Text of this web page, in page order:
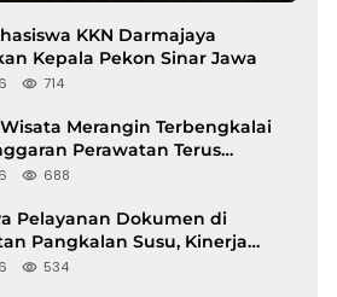
KKN Darmajaya
Kepala Pekon Sinar Jawa
714
Merangin Terbengkalai
Perawatan Terus
688
Pelayanan Dokumen di
Pangkalan Susu, Kinerja
Langkat Disorot
534